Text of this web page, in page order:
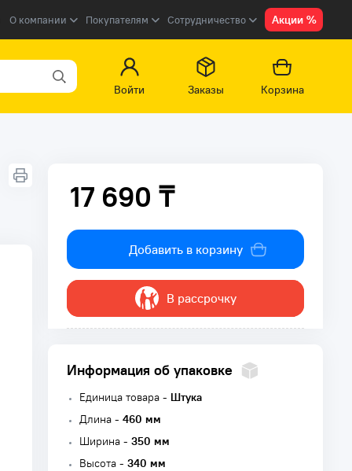
О компании Покупателям Сотрудничество Акции %
Войти
Заказы Корзина
17 690 ₸
17 690 ₸
Добавить в корзину
В рассрочку
Информация об упаковке
Единица товара - Штука
Длина - 460 мм
Ширина - 350 мм
Высота - 340 мм